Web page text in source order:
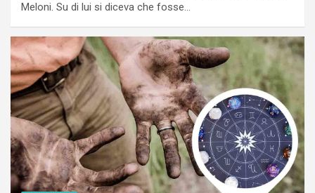
Meloni. Su di lui si diceva che fosse…